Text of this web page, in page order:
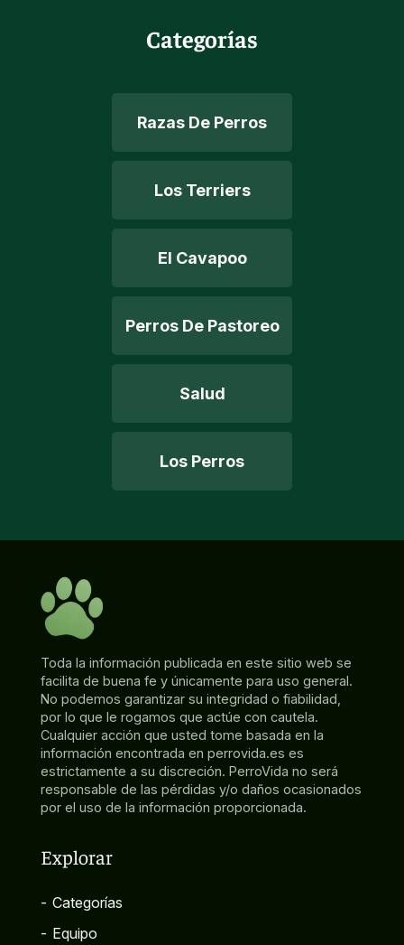
Categorías
Razas De Perros
Los Terriers
El Cavapoo
Perros De Pastoreo
Salud
Los Perros
Toda la información publicada en este sitio web se
facilita de buena fe y únicamente para uso general.
No podemos garantizar su integridad o fiabilidad,
por lo que le rogamos que actúe con cautela.
Cualquier acción que usted tome basada en la
información encontrada en perrovida.es es
estrictamente a su discreción. PerroVida no será
responsable de las pérdidas y/o daños ocasionados
por el uso de la información proporcionada.
Explorar
- Categorías
- Equipo